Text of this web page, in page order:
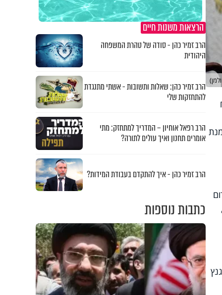
בני גנץ
הרצאות משנות חיים
הרב זמיר כהן - סודה של טהרת המשפחה
היהודית
הרב זמיר כהן: שאלות ותשובות - אשתי מתנגדת
להתחזקות שלי
הרב רפאל אוחיון – המדריך למתחזק: מתי
אומרים תחנון ואיך עולים לתורה?
הרב זמיר כהן - איך להתקדם בעבודת המידות?
כתבות נוספות